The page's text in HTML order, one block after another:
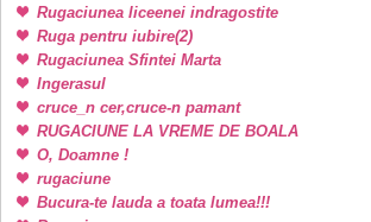
Rugaciunea liceenei indragostite
Ruga pentru iubire(2)
Rugaciunea Sfintei Marta
Ingerasul
cruce_n cer,cruce-n pamant
RUGACIUNE LA VREME DE BOALA
O, Doamne !
rugaciune
Bucura-te lauda a toata lumea!!!